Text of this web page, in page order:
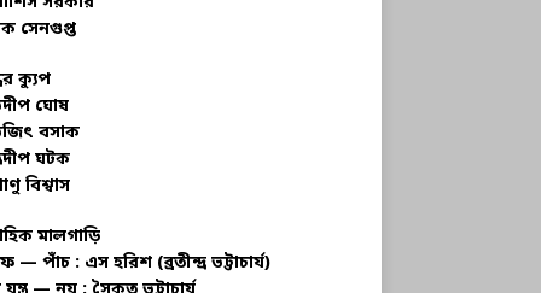
সেনগুপ্ত
ক্যুপ
ঘোষ
বসাক
ঘটক
বিশ্বাস
মালগাড়ি
— পাঁচ : এস হরিশ (ব্রতীন্দ্র ভট্টাচার্য)